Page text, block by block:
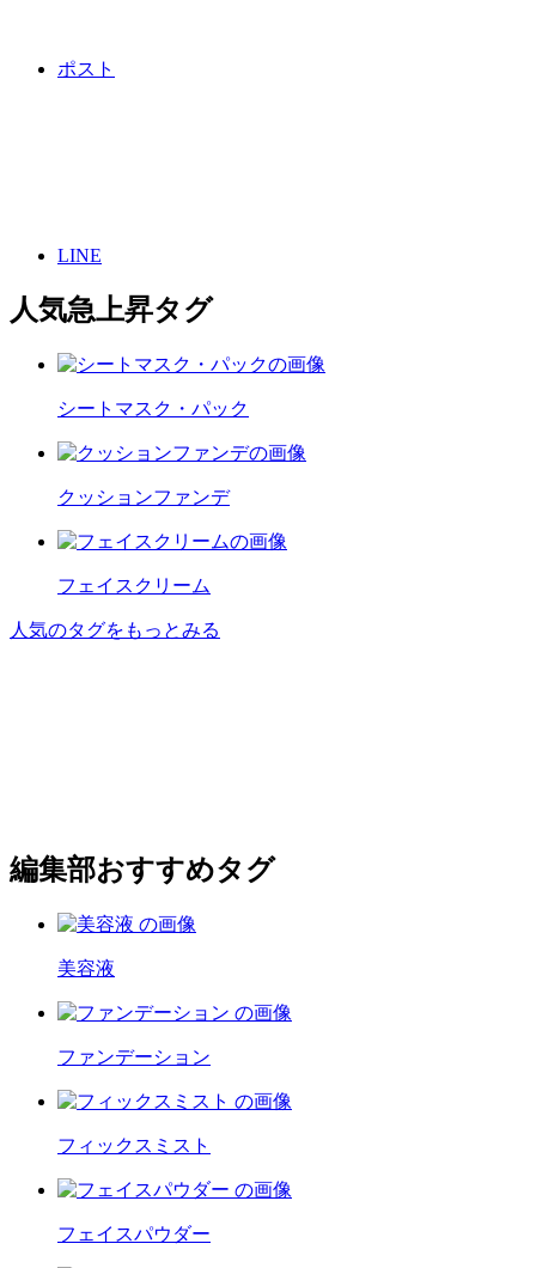
ポスト
LINE
人気急上昇タグ
シートマスク・パック
クッションファンデ
フェイスクリーム
人気のタグをもっとみる
編集部おすすめタグ
美容液
ファンデーション
フィックスミスト
フェイスパウダー